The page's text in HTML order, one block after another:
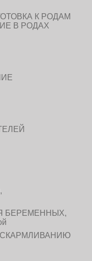
К РОДАМ
В РОДАХ
БЕРЕМЕННЫХ,